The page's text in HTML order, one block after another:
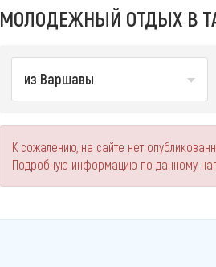
МОЛОДЕЖНЫЙ ОТДЫХ В
из Варшавы
К сожалению, на сайте нет
Подробную информацию по данному